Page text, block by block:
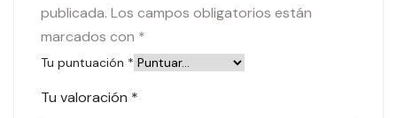
publicada. Los campos obligatorios están
marcados con *
Tu puntuación *
Tu valoración *